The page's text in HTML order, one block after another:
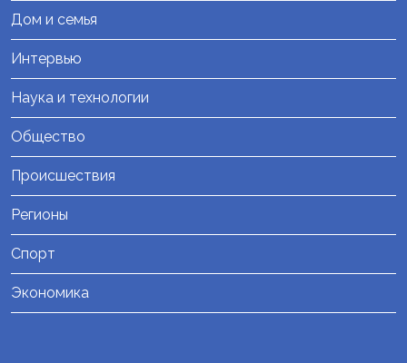
Дом и семья
Интервью
Наука и технологии
Общество
Происшествия
Регионы
Спорт
Экономика